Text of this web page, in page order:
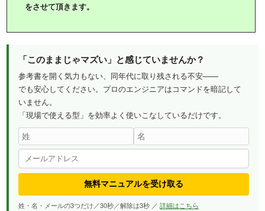
をさせて頂きます。
「このままじゃマズい」と感じていませんか？
参考書を開く気力もない、同年代に取り残される不安——
でも安心してください。プロのエンジニアはコマンドを暗記して
いません。
「現場で使える型」を効率よく使いこなしているだけです。
無料マニュアルを受け取る
姓・名・メールの3つだけ／30秒／解除は3秒 ／詳細はこちら